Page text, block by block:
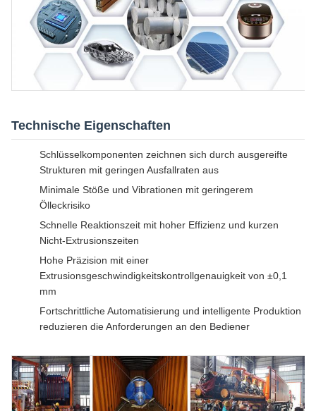
Technische Eigenschaften
Schlüsselkomponenten zeichnen sich durch ausgereifte
Strukturen mit geringen Ausfallraten aus
Minimale Stöße und Vibrationen mit geringerem
Ölleckrisiko
Schnelle Reaktionszeit mit hoher Effizienz und kurzen
Nicht-Extrusionszeiten
Hohe Präzision mit einer
Extrusionsgeschwindigkeitskontrollgenauigkeit von ±0,1
mm
Fortschrittliche Automatisierung und intelligente Produktion
reduzieren die Anforderungen an den Bediener